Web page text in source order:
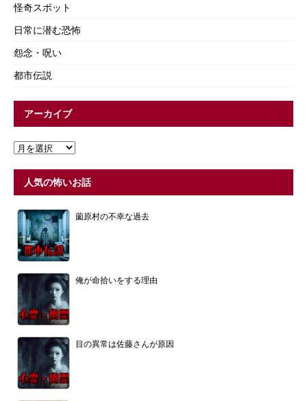
怪奇スポット
日常に潜む恐怖
怨念・呪い
都市伝説
アーカイブ
人気の怖いお話
薗原村の不幸な過去
俺が命拾いをする理由
目の異常は佐藤さんが原因